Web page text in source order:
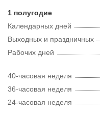
1 полугодие
Календарных дней
Рабочих дней
Выходных и праздничных
40-часовая неделя
36-часовая неделя
24-часовая неделя